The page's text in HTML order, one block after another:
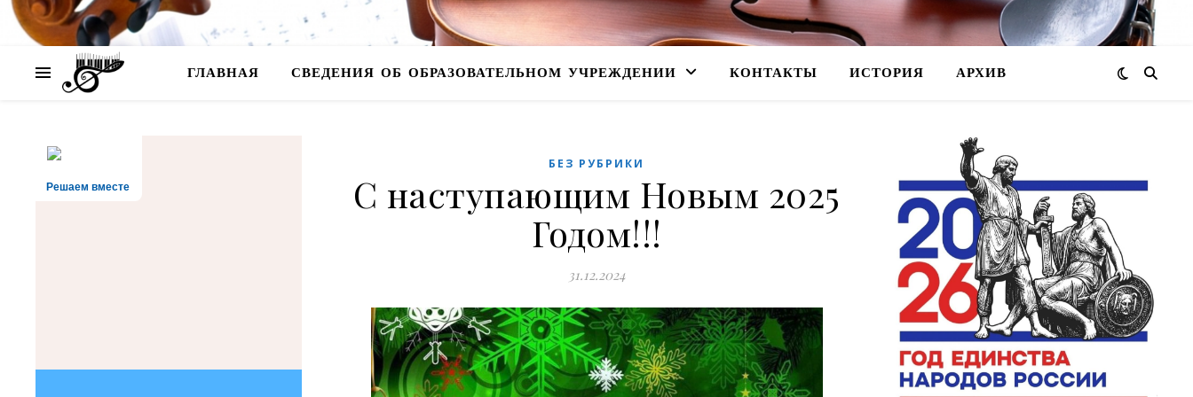
ГЛАВНАЯ СВЕДЕНИЯ ОБ ОБРАЗОВАТЕЛЬНОМ УЧРЕЖДЕНИИ КОНТАКТЫ ИСТОРИЯ АРХИВ
Решаем вместе
БЕЗ РУБРИКИ
С наступающим Новым 2025
Годом!!!
31.12.2024